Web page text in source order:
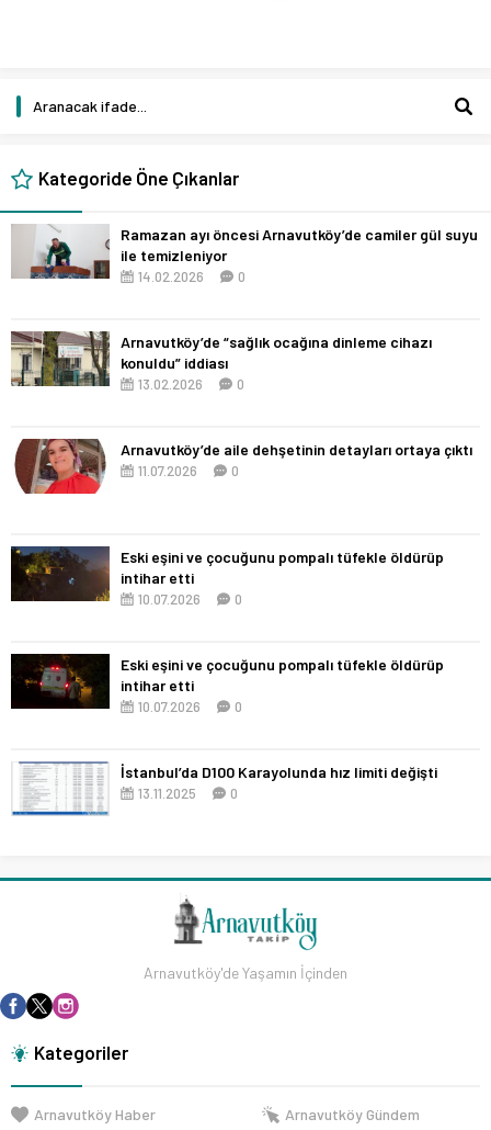
Kategoride Öne Çıkanlar
Ramazan ayı öncesi Arnavutköy’de camiler gül suyu
ile temizleniyor
14.02.2026 0
Arnavutköy’de “sağlık ocağına dinleme cihazı
konuldu” iddiası
13.02.2026 0
Arnavutköy’de aile dehşetinin detayları ortaya çıktı
11.07.2026 0
Eski eşini ve çocuğunu pompalı tüfekle öldürüp
intihar etti
10.07.2026 0
Eski eşini ve çocuğunu pompalı tüfekle öldürüp
intihar etti
10.07.2026 0
İstanbul’da D100 Karayolunda hız limiti değişti
13.11.2025 0
Arnavutköy'de Yaşamın İçinden
Kategoriler
Arnavutköy Haber Arnavutköy Gündem